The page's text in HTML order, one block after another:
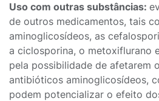
Uso com outras substâncias:
de outros medicamentos, tais
aminoglicosídeos, as
a ciclosporina, o metoxiflurano
pela possibilidade de afetarem
antibióticos aminoglicosídeos,
podem potencializar o efeito